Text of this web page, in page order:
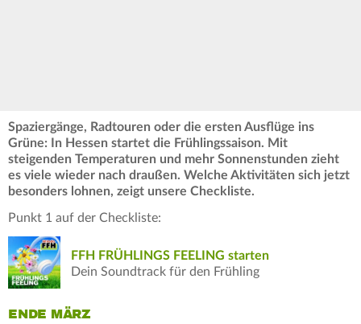
Spaziergänge, Radtouren oder die ersten Ausflüge ins
Grüne: In Hessen startet die Frühlingssaison. Mit
steigenden Temperaturen und mehr Sonnenstunden zieht
es viele wieder nach draußen. Welche Aktivitäten sich jetzt
besonders lohnen, zeigt unsere Checkliste.
Punkt 1 auf der Checkliste:
FFH FRÜHLINGS FEELING starten
Dein Soundtrack für den Frühling
ENDE MÄRZ